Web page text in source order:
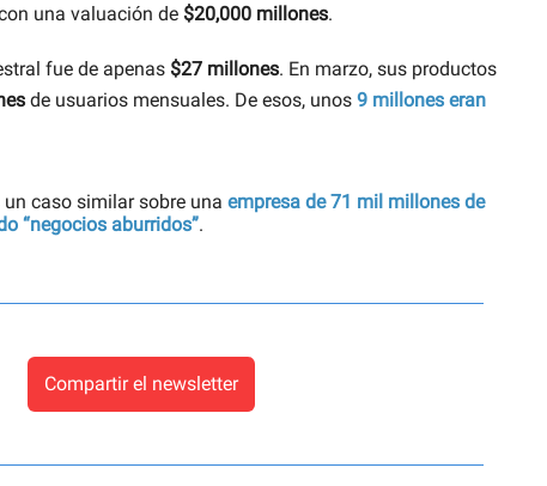
una valuación de $20,000 millones.
fue de apenas $27 millones. En marzo, sus productos
de usuarios mensuales. De esos, unos 9 millones eran
caso similar sobre una empresa de 71 mil millones de
“negocios aburridos”.
Compartir el newsletter